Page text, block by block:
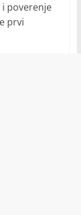
poverenje
prvi